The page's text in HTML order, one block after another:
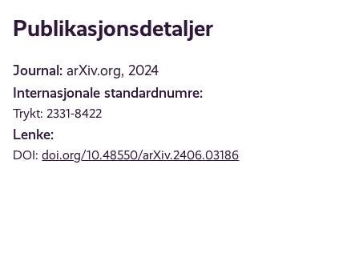
Publikasjonsdetaljer
Journal: arXiv.org, 2024
Internasjonale standardnumre:
Trykt: 2331-8422
Lenke:
DOI:doi.org/10.48550/arXiv.2406.03186